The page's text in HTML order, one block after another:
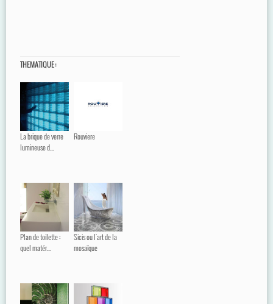
THEMATIQUE :
La brique de verre
lumineuse d...
Rouviere
Plan de toilette :
quel matér...
Sicis ou l'art de la
mosaïque